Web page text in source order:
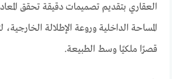
العقاري بتقديم تصميمات دقيقة تحقق
المساحة الداخلية وروعة الإطلالة
قصرًا ملكيًا وسط الطبيعة.